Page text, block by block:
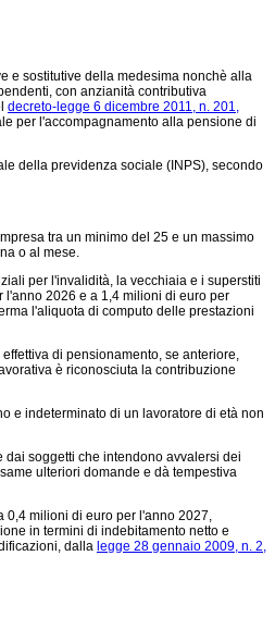
e sostitutive della medesima nonchè alla
con anzianità contributiva
decreto-legge 6 dicembre 2011, n. 201,
per l'accompagnamento alla pensione di
della previdenza sociale (INPS), secondo
tra un minimo del 25 e un massimo
o al mese.
per l'invalidità, la vecchiaia e i superstiti
2026 e a 1,4 milioni di euro per
l'aliquota di computo delle prestazioni
di pensionamento, se anteriore,
è riconosciuta la contribuzione
e indeterminato di un lavoratore di età non
soggetti che intendono avvalersi dei
ulteriori domande e dà tempestiva
0,4 milioni di euro per l'anno 2027,
in termini di indebitamento netto e
dalla legge 28 gennaio 2009, n. 2,